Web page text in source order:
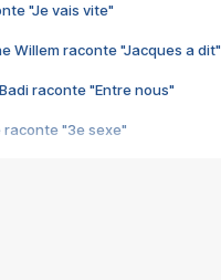
"Je vais vite"
Willem raconte "Jacques a dit"
raconte "Entre nous"
raconte "3e sexe"